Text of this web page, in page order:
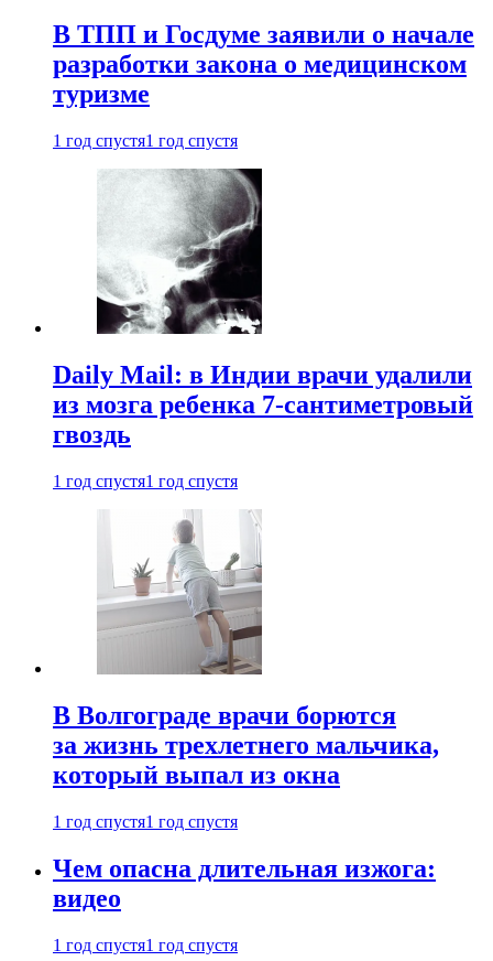
В ТПП и Госдуме заявили о начале
разработки закона о медицинском
туризме
1 год спустя1 год спустя
Daily Mail: в Индии врачи удалили
из мозга ребенка 7-сантиметровый
гвоздь
1 год спустя1 год спустя
В Волгограде врачи борются
за жизнь трехлетнего мальчика,
который выпал из окна
1 год спустя1 год спустя
Чем опасна длительная изжога:
видео
1 год спустя1 год спустя